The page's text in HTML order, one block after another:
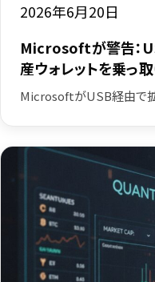
2026年6月20日
Microsoftが警告：
産ウォレットを乗っ取
MicrosoftがUSB経由で